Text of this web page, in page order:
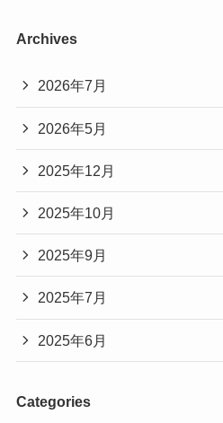
Archives
2026年7月
2026年5月
2025年12月
2025年10月
2025年9月
2025年7月
2025年6月
Categories